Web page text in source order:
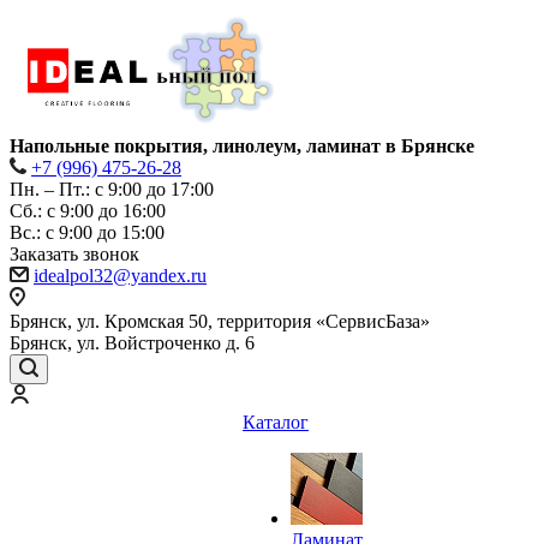
Напольные покрытия, линолеум, ламинат в Брянске
+7 (996) 475-26-28
Пн. – Пт.: с 9:00 до 17:00
Сб.: с 9:00 до 16:00
Bc.: с 9:00 до 15:00
Заказать звонок
idealpol32@yandex.ru
Брянск, ул. Кромская 50, территория «СервисБаза»
Брянск, ул. Войстроченко д. 6
Каталог
Ламинат